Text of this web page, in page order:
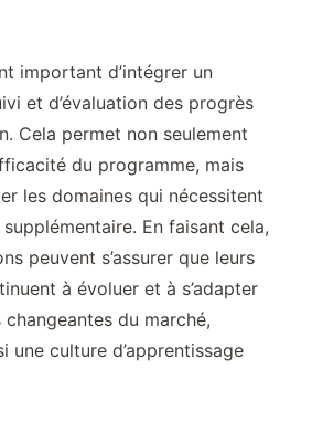
important d’intégrer un
et d’évaluation des progrès
Cela permet non seulement
du programme, mais
les domaines qui nécessitent
En faisant cela,
peuvent s’assurer que leurs
à évoluer et à s’adapter
du marché,
une culture d’apprentissage